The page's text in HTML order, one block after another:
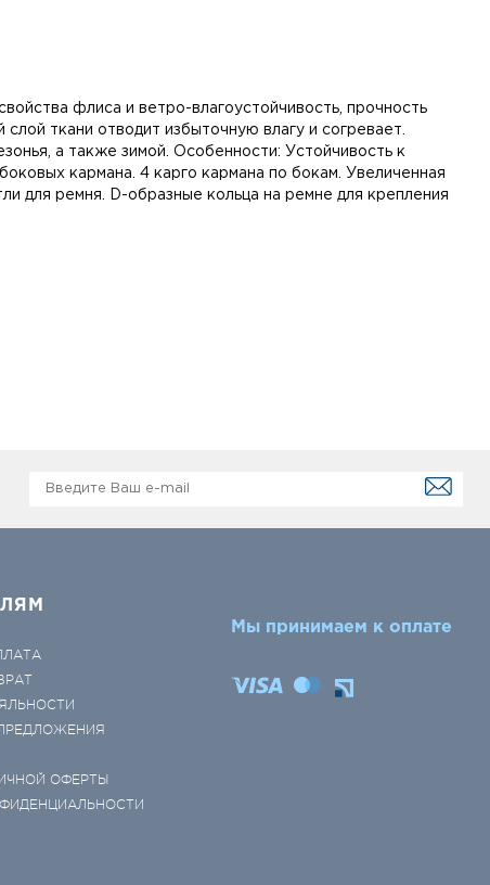
флиса и ветро-влагоустойчивость, прочность
ткани отводит избыточную влагу и согревает.
а также зимой. Особенности: Устойчивость к
кармана. 4 карго кармана по бокам. Увеличенная
для ремня. D-образные кольца на ремне для крепления
ОФЕРТЫ
Мы принимаем к оплате